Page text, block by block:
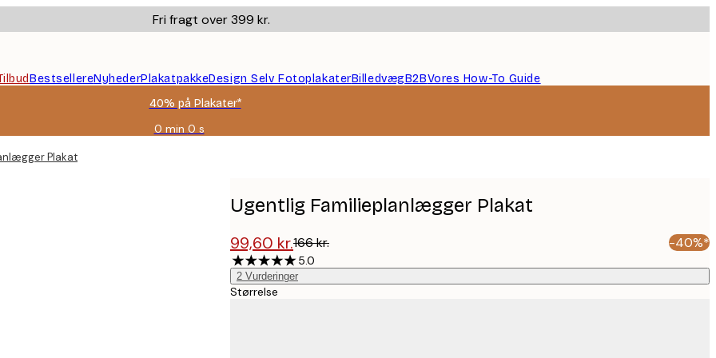
Fri fragt over 399 kr.
BestsellereNyhederPlakatpakkeDesign Selv FotoplakaterBilledvægB2BVores How-To Guide
40% på Plakater*
0 min 0 s
Gyldig
Plakat
Ugentlig Familieplanlægger Plakat
99,60 kr.166 kr. -40%*
5.0
2 Vurderinger
Størrelse